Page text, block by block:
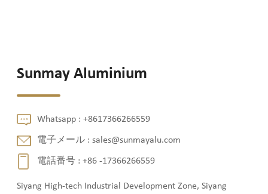
Sunmay Aluminium
Whatsapp :+8617366266559
電子メール :sales@sunmayalu.com
電話番号 :+86 -17366266559
Siyang High-tech Industrial Development Zone, Siyang